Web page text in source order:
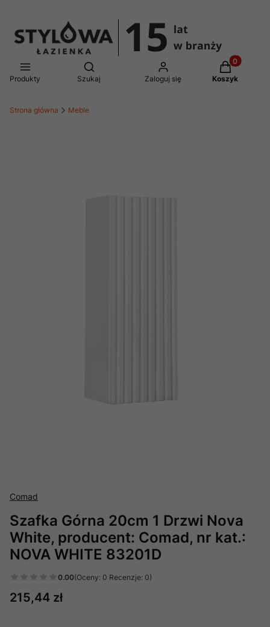
Produkty
Otwórz wyszukiwarkę
Szukaj Zaloguj się
Produkty
Koszyk
Strona główna Meble
Comad
Szafka Górna 20cm 1 Drzwi Nova
White, producent: Comad, nr kat.:
NOVA WHITE 83201D
0.00(Oceny: 0 Recenzje: 0)
Cena
215,44 zł